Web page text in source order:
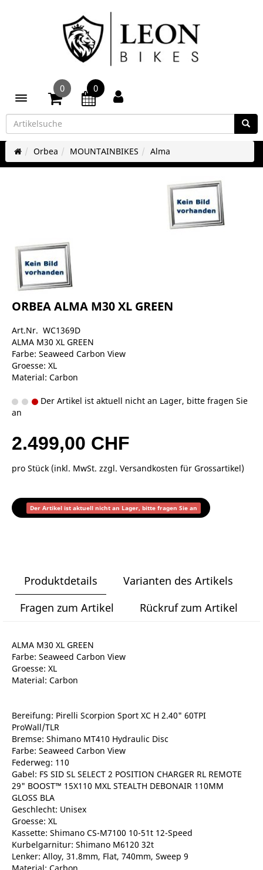
Toggle navigation
0 0
Orbea MOUNTAINBIKES Alma
ORBEA ALMA M30 XL GREEN
Art.Nr. WC1369D
ALMA M30 XL GREEN
Farbe: Seaweed Carbon View
Groesse: XL
Material: Carbon
Der Artikel ist aktuell nicht an Lager, bitte fragen Sie
an
2.499,00 CHF
pro Stück (inkl. MwSt. zzgl. Versandkosten für Grossartikel)
Der Artikel ist aktuell nicht an Lager, bitte fragen Sie an
Produktdetails
Varianten des Artikels
Fragen zum Artikel
Rückruf zum Artikel
ALMA M30 XL GREEN
Farbe: Seaweed Carbon View
Groesse: XL
Material: Carbon
Bereifung: Pirelli Scorpion Sport XC H 2.40" 60TPI
ProWall/TLR
Bremse: Shimano MT410 Hydraulic Disc
Farbe: Seaweed Carbon View
Federweg: 110
Gabel: FS SID SL SELECT 2 POSITION CHARGER RL REMOTE
29" BOOST™ 15X110 MXL STEALTH DEBONAIR 110MM
GLOSS BLA
Geschlecht: Unisex
Groesse: XL
Kassette: Shimano CS-M7100 10-51t 12-Speed
Kurbelgarnitur: Shimano M6120 32t
Lenker: Alloy, 31.8mm, Flat, 740mm, Sweep 9